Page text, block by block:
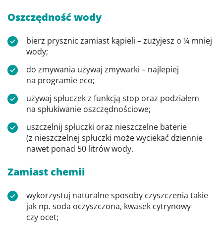
Oszczędność wody
bierz prysznic zamiast kąpieli – zużyjesz o ¼ mniej
wody;
do zmywania używaj zmywarki – najlepiej
na programie eco;
używaj spłuczek z funkcją stop oraz podziałem
na spłukiwanie oszczędnościowe;
uszczelnij spłuczki oraz nieszczelne baterie
(z nieszczelnej spłuczki może wyciekać dziennie
nawet ponad 50 litrów wody.
Zamiast chemii
wykorzystuj naturalne sposoby czyszczenia takie
jak np. soda oczyszczona, kwasek cytrynowy
czy ocet;